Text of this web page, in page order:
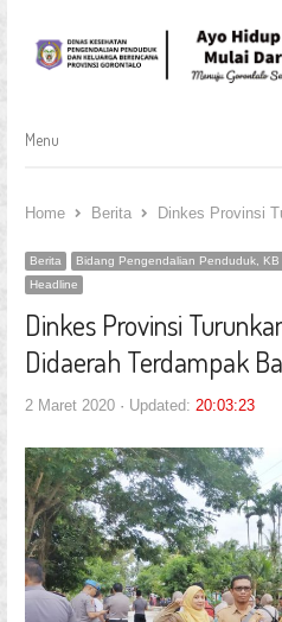
Menu
Menu
Home Berita Dinkes Provinsi
Berita
Bidang Pengendalian Penduduk,
Headline
Dinkes Provinsi
Didaerah Terdampak
2 Maret 2020 Updated: 20:03:23